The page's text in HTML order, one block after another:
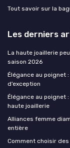
Tout savoir sur la
Les derniers
La haute joaillerie
saison 2026
Élégance au poignet
d’exception
Élégance au poignet
haute joaillerie
Alliances femme
entière
Comment choisir